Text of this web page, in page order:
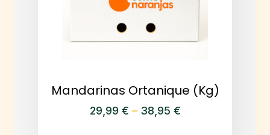
Mandarinas Ortanique (kg)
29,99 € – 38,95 €Price